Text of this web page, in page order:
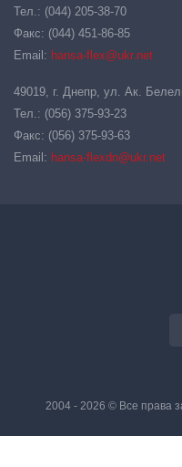
Тел.: (044) 205-38-70
Факс: (044) 451-86-85
Email: hansa-flex@ukr.net
49019, г. Днепр, ул. Ак.
Тел.: (056) 375-93-23
Факс: (056) 375-93-63
Email: hansa-flexdn@ukr.net
2004 - 2026 © Все права